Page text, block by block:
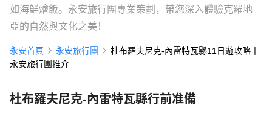
如海鮮燴飯。永安旅行團專業策劃，帶您深入體驗克羅地
亞的自然與文化之美！
永安首頁 永安旅行團
杜布羅夫尼克-內雷特瓦縣11日遊攻略丨
永安旅行團推介
杜布羅夫尼克-內雷特瓦縣行前准備